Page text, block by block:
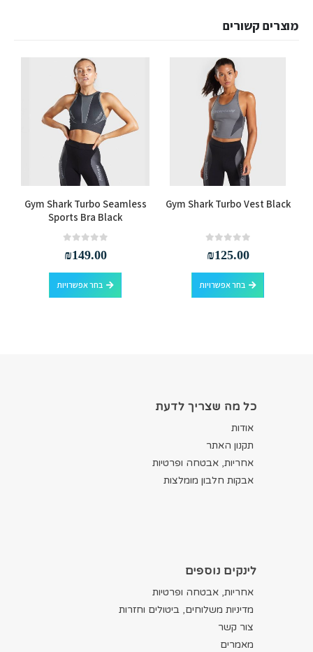
מוצרים קשורים
למוצר זה יש מספר סוגים. ניתן לבחור את האפשרויות בעמוד המוצר
Gym Shark Turbo Vest Black
₪125.00
בחר אפשרויות
למוצר זה יש מספר סוגים. ניתן לבחור את האפשרויות בעמוד המוצר
למוצר זה יש מספר סוגים. ניתן לבחור את האפשרויות בעמוד המוצר
Gym Shark Turbo Seamless
Sports Bra Black
₪149.00
בחר אפשרויות
למוצר זה יש מספר סוגים. ניתן לבחור את האפשרויות בעמוד המוצר
כל מה שצריך לדעת
אודות
תקנון האתר
אחריות, אבטחה ופרטיות
אבקות חלבון מומלצות
לינקים נוספים
אחריות, אבטחה ופרטיות
מדיניות משלוחים, ביטולים וחזרות
צור קשר
מאמרים